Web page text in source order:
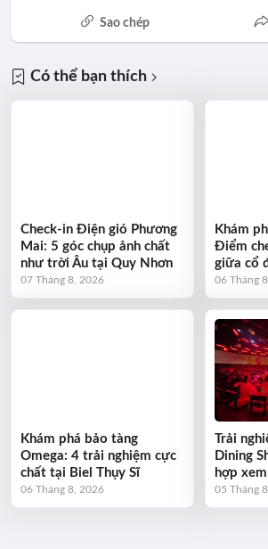
Sao chép
Có thể bạn thích
Check-in Điện gió Phương
Mai: 5 góc chụp ảnh chất
như trời Âu tại Quy Nhơn
07 Tháng 8, 2026
Khám
Điểm
giữa cổ
06 Tháng
Khám phá bảo tàng
Omega: 4 trải nghiệm cực
chất tại Biel Thụy Sĩ
06 Tháng 8, 2026
Trải
Dining
hợp
05 Tháng